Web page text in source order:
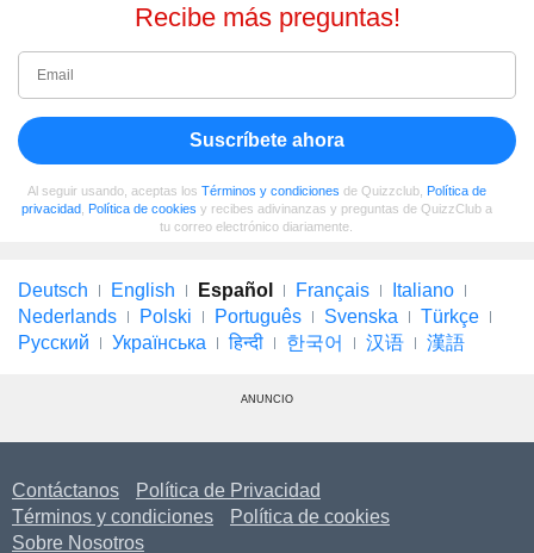
Recibe más preguntas!
Suscríbete ahora
Al seguir usando, aceptas los Términos y condiciones de Quizzclub, Política de
privacidad, Política de cookies y recibes adivinanzas y preguntas de QuizzClub a
tu correo electrónico diariamente.
Deutsch English Español Français
Italiano
Nederlands
Polski Português Svenska
Türkçe
Русский
Українська हिन्दी 한국어 汉语 漢語
ANUNCIO
Contáctanos
Política de Privacidad
Términos y condiciones
Política de cookies
Sobre Nosotros